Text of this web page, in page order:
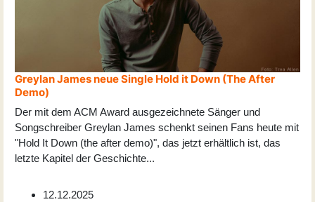
Greylan James neue Single Hold it Down (The After
Demo)
Der mit dem ACM Award ausgezeichnete Sänger und
Songschreiber Greylan James schenkt seinen Fans heute mit
"Hold It Down (the after demo)", das jetzt erhältlich ist, das
letzte Kapitel der Geschichte...
12.12.2025